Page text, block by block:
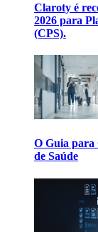
Claroty é
2026 para
(CPS).
O Guia para
de Saúde